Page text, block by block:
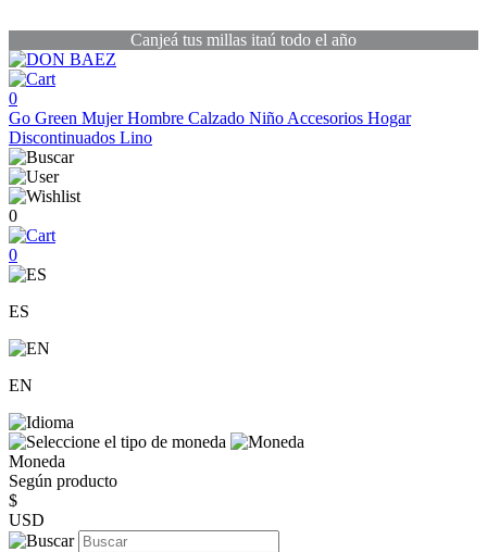
Canjeá tus millas itaú todo el año
0
Go Green MujerHombre Calzado Niño Accesorios Hogar
Discontinuados Lino
0
0
ES
EN
Moneda
Según producto
$
USD